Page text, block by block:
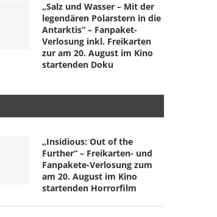
„Salz und Wasser – Mit der
legendären Polarstern in die
Antarktis“ – Fanpaket-
Verlosung inkl. Freikarten
zur am 20. August im Kino
startenden Doku
„Insidious: Out of the
Further“ – Freikarten- und
Fanpakete-Verlosung zum
am 20. August im Kino
startenden Horrorfilm